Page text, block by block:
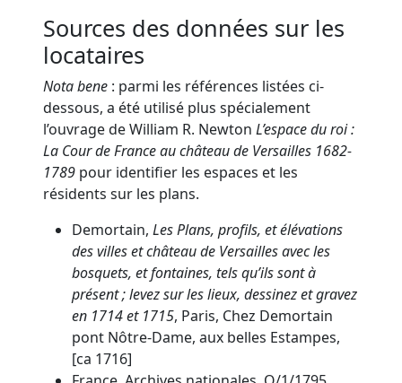
Sources des données sur les
locataires
Nota bene : parmi les références listées ci-
dessous, a été utilisé plus spécialement
l’ouvrage de William R. Newton L’espace du roi :
La Cour de France au château de Versailles 1682-
1789 pour identifier les espaces et les
résidents sur les plans.
Demortain, Les Plans, profils, et élévations
des villes et château de Versailles avec les
bosquets, et fontaines, tels qu’ils sont à
présent ; levez sur les lieux, dessinez et gravez
en 1714 et 1715, Paris, Chez Demortain
pont Nôtre-Dame, aux belles Estampes,
[ca 1716]